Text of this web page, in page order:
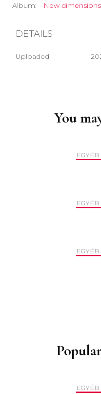
Album: New dimensions
DETAILS
Uploaded
You